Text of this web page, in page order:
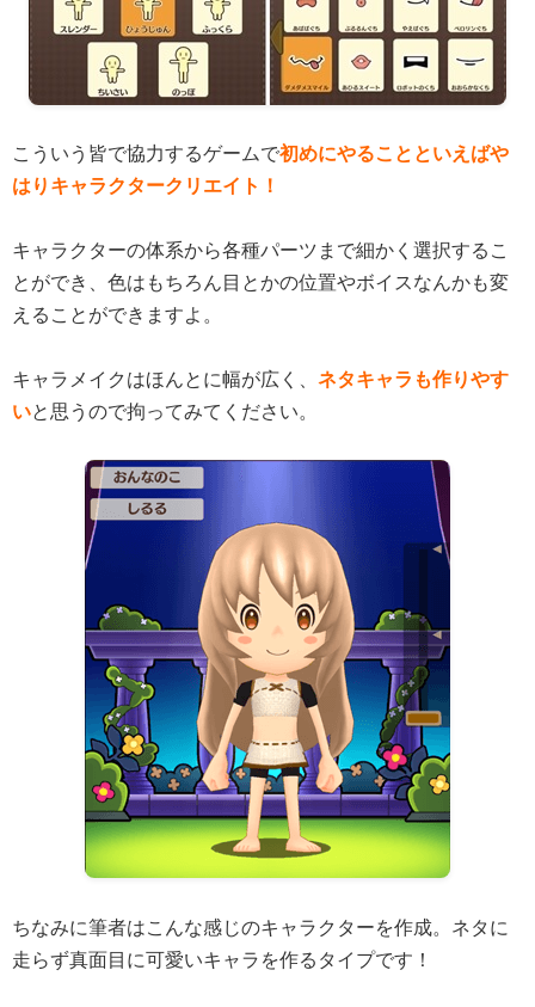
こういう皆で協力するゲームで初めにやることといえばや
はりキャラクタークリエイト！
キャラクターの体系から各種パーツまで細かく選択するこ
とができ、色はもちろん目とかの位置やボイスなんかも変
えることができますよ。
キャラメイクはほんとに幅が広く、 ネタキャラも作りやす
いと思うので拘ってみてください。
ちなみに筆者はこんな感じのキャラクターを作成。ネタに
走らず真面目に可愛いキャラを作るタイプです！